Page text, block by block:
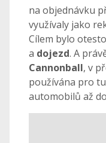
na objednávku
využívaly jako
Cílem bylo
a dojezd. A
Cannonball, v
používána pro
automobilů až